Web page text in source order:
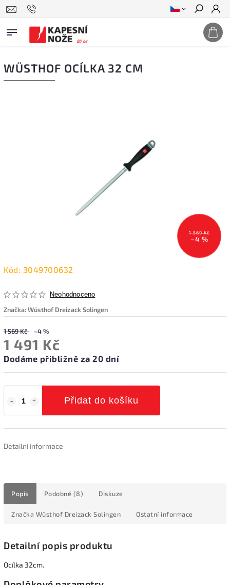
Hledat
WÜSTHOF OCÍLKA 32 CM
1 569 Kč
–4 %
Kód: 3049700632
Neohodnoceno
Značka:Wüsthof Dreizack Solingen
1 569 Kč –4 %
1 491 Kč
Dodáme přibližně za 20 dní
Přidat do košíku
Detailní informace
Popis Podobné (8) Diskuze
Značka Wüsthof Dreizack Solingen Ostatní informace
Detailní popis produktu
Ocílka 32cm.